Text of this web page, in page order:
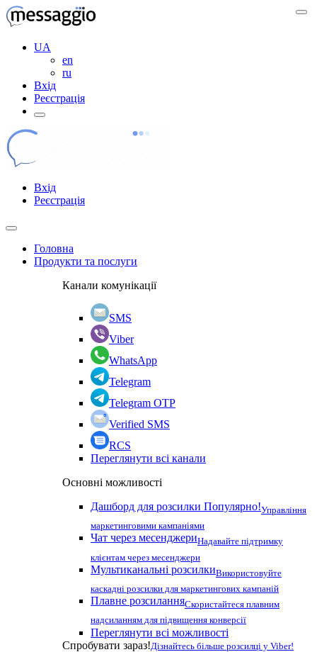
UA
en
ru
Вхід
Реєстрація
Вхід
Реєстрація
Головна
Продукти та послуги
Канали комунікації
SMS
Viber
WhatsApp
Telegram
Telegram OTP
Verified SMS
RCS
Переглянути всі канали
Основні можливості
Дашборд для розсилки Популярно!Управління
маркетинговими кампаніями
Чат через месенджериНадавайте підтримку
клієнтам через месенджери
Мультиканальні розсилкиВикористовуйте
каскадні розсилки для маркетингових кампаній
Плавне розсиланняСкористайтеся плавним
надсиланням для підвищення конверсії
Переглянути всі можливості
Спробувати зараз!Дізнайтесь більше розсилці у Viber!